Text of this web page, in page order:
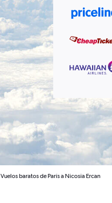
Vuelos baratos de París a Nicosia Ercan